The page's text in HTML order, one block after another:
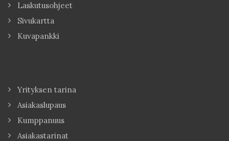
Laskutusohjeet
Sivukartta
Kuvapankki
Yrityksen tarina
Asiakaslupaus
Kumppanuus
Asiakastarinat